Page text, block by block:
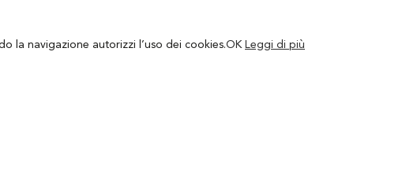
la navigazione autorizzi l’uso dei cookies.OK Leggi di più